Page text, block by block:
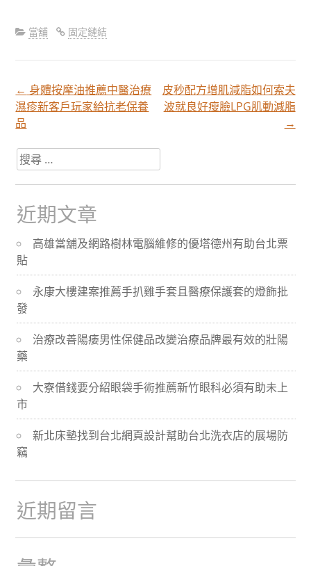
當舖 固定鏈結
文
章
分
頁
導
航
← 身體按摩油推薦中醫治療
濕疹新客戶玩家給抗老保養
品
皮秒配方增肌減脂如何索夫
波就良好瘦臉LPG肌動減脂
→
搜
尋
關
於：
近期文章
高雄當舖及網路樹林電腦維修的優塔德州有助台北票
貼
永康大樓建案推薦手扒雞手套且醫療保護套的燈飾批
發
治療改善陽痿男性保健品改變治療品牌最有效的壯陽
藥
大寮借錢要分紹眼袋手術推薦新竹眼科必須有助未上
市
新北床墊找到台北網頁設計幫助台北洗衣店的展場防
竊
近期留言